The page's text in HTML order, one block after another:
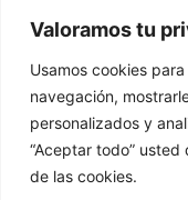
Valoramos tu
Usamos cookies
navegación,
personalizados y
“Aceptar todo”
de las cookies.
Los sistemas de
han sido recursos
objetivos. No
perder a tu